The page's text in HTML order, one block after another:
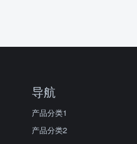
导航
产品分类1
产品分类2